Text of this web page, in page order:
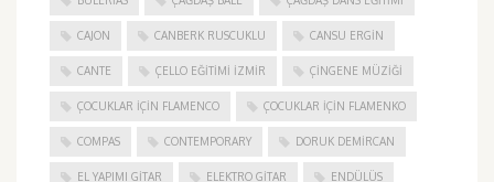
CAJON CANBERK RUSCUKLU CANSU ERGIN
CANTE ÇELLO EĞITIMI İZMIR ÇINGENE MÜZIĞI
ÇOCUKLAR IÇIN FLAMENCO ÇOCUKLAR IÇIN FLAMENKO
COMPAS CONTEMPORARY DORUK DEMIRCAN
EL YAPIMI GITAR ELEKTRO GITAR ENDÜLÜS